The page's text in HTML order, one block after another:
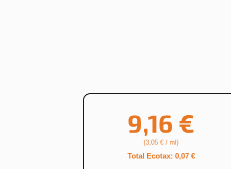
9,16 €
(3,05 € / ml)
Total Ecotax: 0,07 €